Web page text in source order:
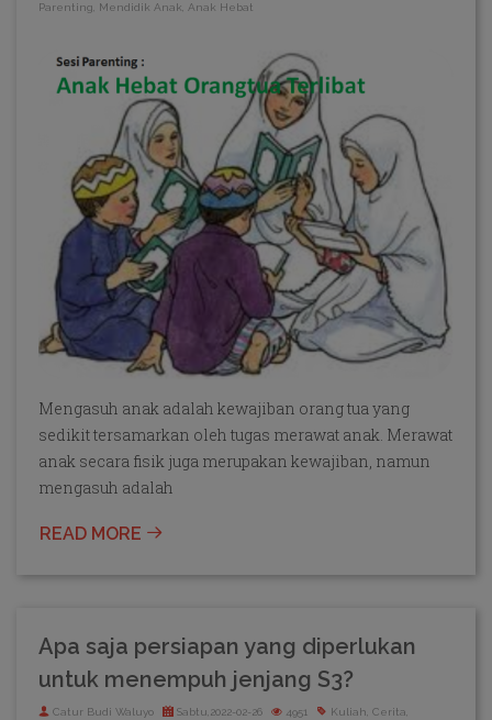
Parenting, Mendidik Anak, Anak Hebat
Mengasuh anak adalah kewajiban orang tua yang
sedikit tersamarkan oleh tugas merawat anak. Merawat
anak secara fisik juga merupakan kewajiban, namun
mengasuh adalah
READ MORE
Apa saja persiapan yang diperlukan
untuk menempuh jenjang S3?
Catur Budi Waluyo Sabtu,2022-02-26 4951
Kuliah, Cerita,